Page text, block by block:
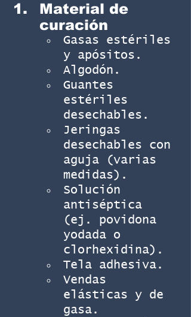
Material de
curación
Gasas estériles
y apósitos.
Algodón.
Guantes
estériles
desechables.
Jeringas
desechables con
aguja (varias
medidas).
Solución
antiséptica
(ej. povidona
yodada o
clorhexidina).
Tela adhesiva.
Vendas
elásticas y de
gasa.